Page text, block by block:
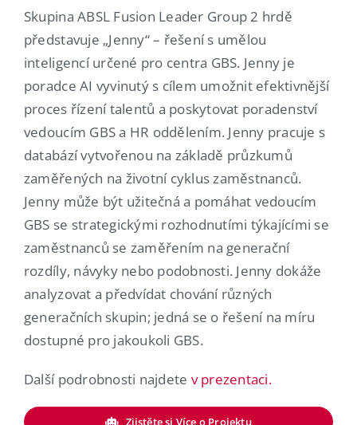
Skupina ABSL Fusion Leader Group 2 hrdě
představuje „Jenny“ – řešení s umělou
inteligencí určené pro centra GBS. Jenny je
poradce AI vyvinutý s cílem umožnit efektivnější
proces řízení talentů a poskytovat poradenství
vedoucím GBS a HR oddělením. Jenny pracuje s
databází vytvořenou na základě průzkumů
zaměřených na životní cyklus zaměstnanců.
Jenny může být užitečná a pomáhat vedoucím
GBS se strategickými rozhodnutími týkajícími se
zaměstnanců se zaměřením na generační
rozdíly, návyky nebo podobnosti. Jenny dokáže
analyzovat a předvídat chování různých
generačních skupin; jedná se o řešení na míru
dostupné pro jakoukoli GBS.
Další podrobnosti najdete v prezentaci.
Zijstěte si Více o Projektu